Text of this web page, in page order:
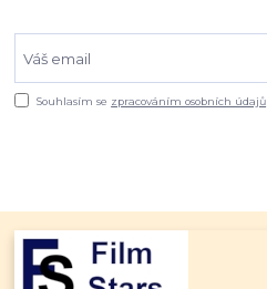
Souhlasím se zpracováním osobních údajů